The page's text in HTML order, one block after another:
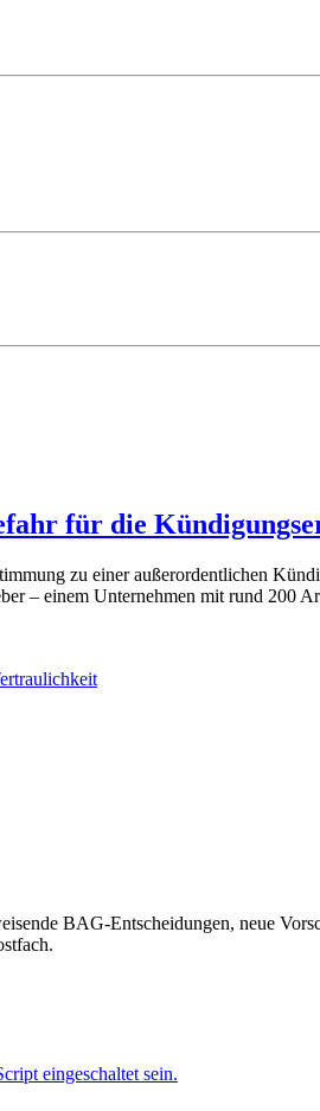
für die
zu einer außerordentlichen
– einem Unternehmen mit rund 200
BAG-Entscheidungen, neue
eingeschaltet sein.